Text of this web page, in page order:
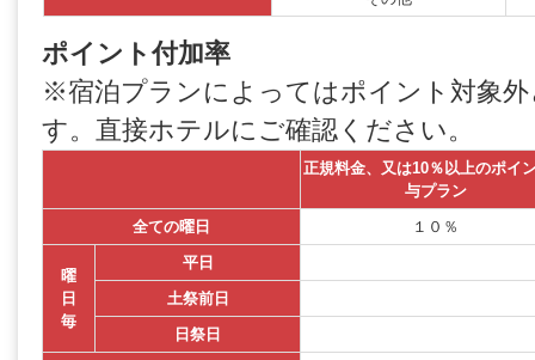
ポイント付加率
※宿泊プランによってはポイント対象
す。直接ホテルにご確認ください。
正規料金、又は10％以上のポイ
与プラン
全ての曜日
１０％
曜
日
毎
平日
土祭前日
日祭日